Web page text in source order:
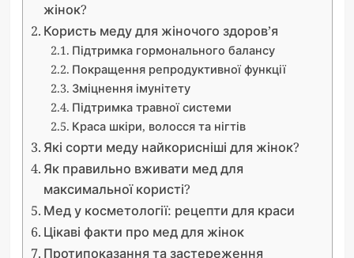
жінок?
Користь меду для жіночого здоров’я
Підтримка гормонального балансу
Покращення репродуктивної функції
Зміцнення імунітету
Підтримка травної системи
Краса шкіри, волосся та нігтів
Які сорти меду найкорисніші для жінок?
Як правильно вживати мед для
максимальної користі?
Мед у косметології: рецепти для краси
Цікаві факти про мед для жінок
Протипоказання та застереження